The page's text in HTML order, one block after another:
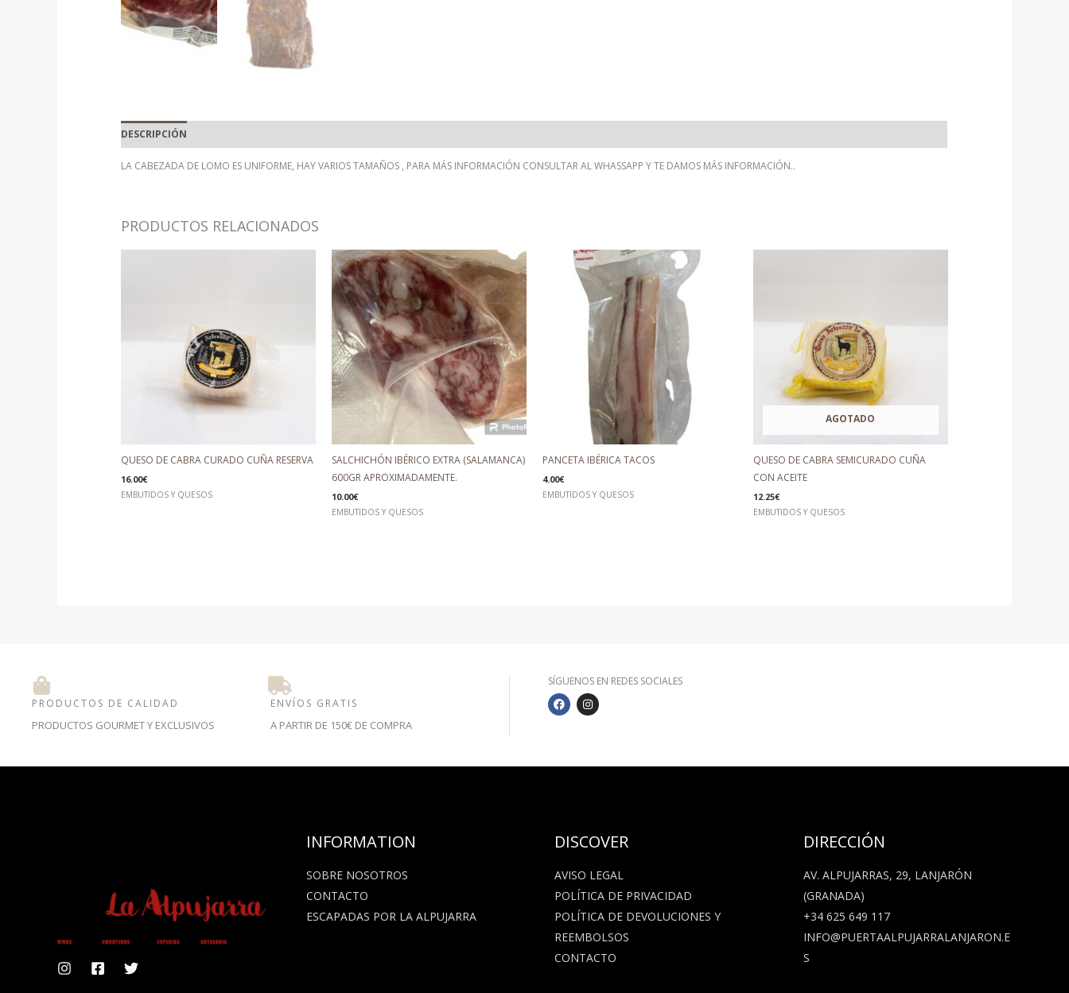
DESCRIPCIÓN
LA CABEZADA DE LOMO ES UNIFORME, HAY VARIOS TAMAÑOS , PARA MÁS INFORMACIÓN CONSULTAR AL WHASSAPP Y TE DAMOS MÁS INFORMACIÓN..
PRODUCTOS RELACIONADOS
QUESO DE CABRA CURADO CUÑA RESERVA
16.00€
EMBUTIDOS Y QUESOS
SALCHICHÓN IBÉRICO EXTRA (SALAMANCA)
600GR APROXIMADAMENTE.
10.00€
EMBUTIDOS Y QUESOS
PANCETA IBÉRICA TACOS
4.00€
EMBUTIDOS Y QUESOS
AGOTADO
QUESO DE CABRA SEMICURADO CUÑA
CON ACEITE
12.25€
EMBUTIDOS Y QUESOS
PRODUCTOS DE CALIDAD
PRODUCTOS GOURMET Y EXCLUSIVOS
ENVÍOS GRATIS
A PARTIR DE 150€ DE COMPRA
SÍGUENOS EN REDES SOCIALES
F
A
C
O
I
N
S
R
INFORMATION
SOBRE NOSOTROS
CONTACTO
ESCAPADAS POR LA ALPUJARRA
DISCOVER
AVISO LEGAL
POLÍTICA DE PRIVACIDAD
POLÍTICA DE DEVOLUCIONES Y
REEMBOLSOS
CONTACTO
DIRECCIÓN
AV. ALPUJARRAS, 29, LANJARÓN
(GRANADA)
+34 625 649 117
INFO@PUERTAALPUJARRALANJARON.E
S